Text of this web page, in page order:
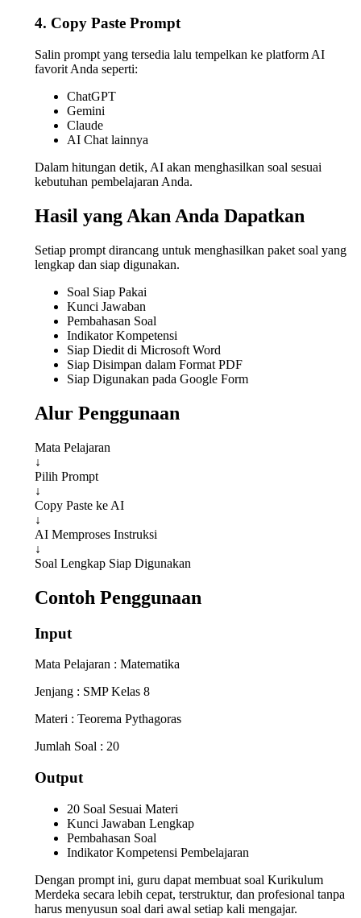
4. Copy Paste Prompt
Salin prompt yang tersedia lalu tempelkan ke platform AI
favorit Anda seperti:
ChatGPT
Gemini
Claude
AI Chat lainnya
Dalam hitungan detik, AI akan menghasilkan soal sesuai
kebutuhan pembelajaran Anda.
Hasil yang Akan Anda Dapatkan
Setiap prompt dirancang untuk menghasilkan paket soal yang
lengkap dan siap digunakan.
Soal Siap Pakai
Kunci Jawaban
Pembahasan Soal
Indikator Kompetensi
Siap Diedit di Microsoft Word
Siap Disimpan dalam Format PDF
Siap Digunakan pada Google Form
Alur Penggunaan
Mata Pelajaran
↓
Pilih Prompt
↓
Copy Paste ke AI
↓
AI Memproses Instruksi
↓
Soal Lengkap Siap Digunakan
Contoh Penggunaan
Input
Mata Pelajaran : Matematika
Jenjang : SMP Kelas 8
Materi : Teorema Pythagoras
Jumlah Soal : 20
Output
20 Soal Sesuai Materi
Kunci Jawaban Lengkap
Pembahasan Soal
Indikator Kompetensi Pembelajaran
Dengan prompt ini, guru dapat membuat soal Kurikulum
Merdeka secara lebih cepat, terstruktur, dan profesional tanpa
harus menyusun soal dari awal setiap kali mengajar.